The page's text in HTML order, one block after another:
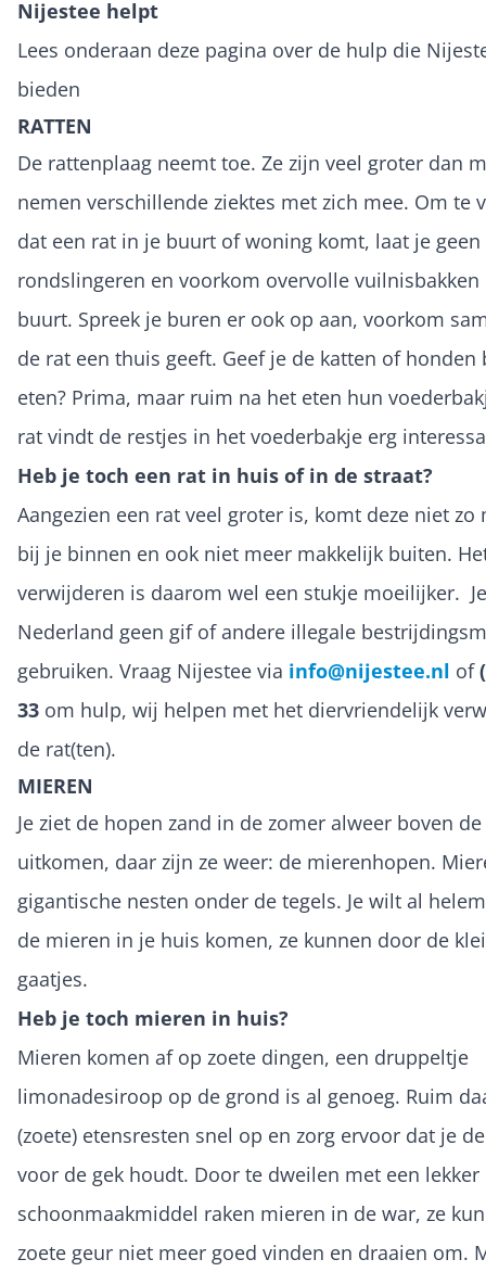
Nijestee helpt
Lees onderaan deze pagina over de hulp die
bieden
RATTEN
De rattenplaag neemt toe. Ze zijn veel groter dan
nemen verschillende ziektes met zich mee. Om te
dat een rat in je buurt of woning komt, laat je geen
rondslingeren en voorkom overvolle vuilnisbakken
buurt. Spreek je buren er ook op aan, voorkom
de rat een thuis geeft. Geef je de katten of honden
eten? Prima, maar ruim na het eten hun
rat vindt de restjes in het voederbakje erg
Heb je toch een rat in huis of in de straat?
Aangezien een rat veel groter is, komt deze niet zo
bij je binnen en ook niet meer makkelijk buiten.
verwijderen is daarom wel een stukje moeilijker.
Nederland geen gif of andere illegale
gebruiken. Vraag Nijestee via info@nijestee.nl of
33 om hulp, wij helpen met het diervriendelijk
de rat(ten).
MIEREN
Je ziet de hopen zand in de zomer alweer boven
uitkomen, daar zijn ze weer: de mierenhopen.
gigantische nesten onder de tegels. Je wilt al
de mieren in je huis komen, ze kunnen door de
gaatjes.
Heb je toch mieren in huis?
Mieren komen af op zoete dingen, een druppeltje
limonadesiroop op de grond is al genoeg. Ruim
(zoete) etensresten snel op en zorg ervoor dat je
voor de gek houdt. Door te dweilen met een lekker
schoonmaakmiddel raken mieren in de war, ze
zoete geur niet meer goed vinden en draaien om.